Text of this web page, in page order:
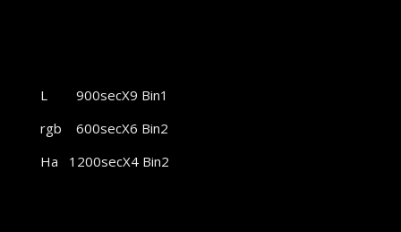
L 900secX9 Bin1
rgb 600secX6 Bin2
Ha 1200secX4 Bin2